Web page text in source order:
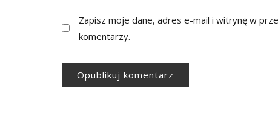
Zapisz moje dane, adres e-mail i witrynę w
komentarzy.